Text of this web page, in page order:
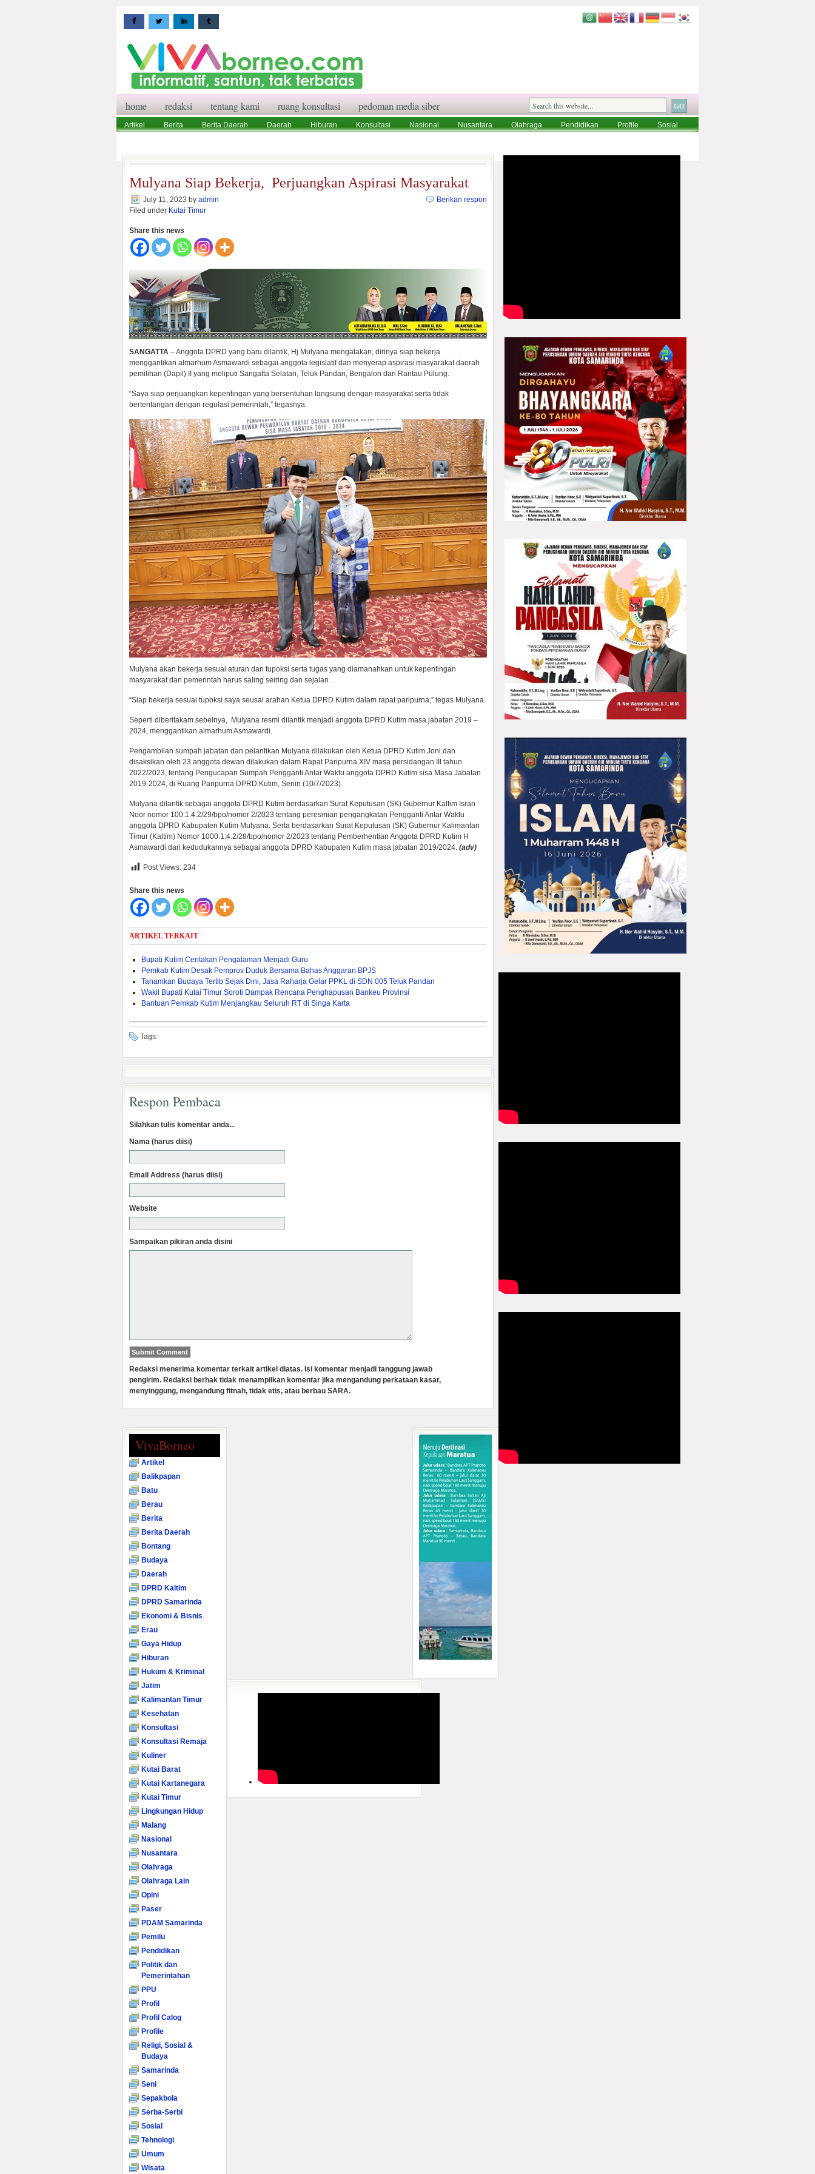
home redaksi tentang kami ruang konsultasi pedoman media siber
Artikel Berita Berita Daerah Daerah Hiburan Konsultasi Nasional Nusantara Olahraga Pendidikan Profile
Sosial
Mulyana Siap Bekerja, Perjuangkan Aspirasi Masyarakat
July 11, 2023 by admin
Filed under Kutai Timur
Berikan respon
Share this news
SANGATTA – Anggota DPRD yang baru dilantik, Hj Mulyana mengatakan, dirinya siap bekerja
menggantikan almarhum Asmawardi sebagai anggota legislatif dan menyerap aspirasi masyarakat daerah
pemilihan (Dapil) II yang meliputi Sangatta Selatan, Teluk Pandan, Bengalon dan Rantau Pulung.
“Saya siap perjuangkan kepentingan yang bersentuhan langsung dengan masyarakat serta tidak
bertentangan dengan regulasi pemerintah,” tegasnya.
Mulyana akan bekerja sesuai aturan dan tupoksi serta tugas yang diamanahkan untuk kepentingan
masyarakat dan pemerintah harus saling seiring dan sejalan.
“Siap bekerja sesuai tupoksi saya seusai arahan Ketua DPRD Kutim dalam rapat paripurna,” tegas Mulyana.
Seperti diberitakam sebelnya, Mulyana resmi dilantik menjadi anggota DPRD Kutim masa jabatan 2019 –
2024, menggantikan almarhum Asmawardi.
Pengambilan sumpah jabatan dan pelantikan Mulyana dilakukan oleh Ketua DPRD Kutim Joni dan
disaksikan oleh 23 anggota dewan dilakukan dalam Rapat Paripurna XIV masa persidangan III tahun
2022/2023, tentang Pengucapan Sumpah Pengganti Antar Waktu anggota DPRD Kutim sisa Masa Jabatan
2019-2024, di Ruang Paripurna DPRD Kutim, Senin (10/7/2023).
Mulyana dilantik sebagai anggota DPRD Kutim berdasarkan Surat Keputusan (SK) Gubernur Kaltim Isran
Noor nomor 100.1.4.2/29/bpo/nomor 2/2023 tentang peresmian pengangkatan Pengganti Antar Waktu
anggota DPRD Kabupaten Kutim Mulyana. Serta berdasarkan Surat Keputusan (SK) Gubernur Kalimantan
Timur (Kaltim) Nomor 1000.1.4.2/28/bpo/nomor 2/2023 tentang Pemberhentian Anggota DPRD Kutim H
Asmawardi dari kedudukannya sebagai anggota DPRD Kabupaten Kutim masa jabatan 2019/2024. (adv)
Post Views: 234
Share this news
ARTIKEL TERKAIT
Bupati Kutim Ceritakan Pengalaman Menjadi Guru
Pemkab Kutim Desak Pemprov Duduk Bersama Bahas Anggaran BPJS
Tanamkan Budaya Tertib Sejak Dini, Jasa Raharja Gelar PPKL di SDN 005 Teluk Pandan
Wakil Bupati Kutai Timur Soroti Dampak Rencana Penghapusan Bankeu Provinsi
Bantuan Pemkab Kutim Menjangkau Seluruh RT di Singa Karta
Tags:
Respon Pembaca
Silahkan tulis komentar anda...
Nama (harus diisi)
Email Address (harus diisi)
Website
Sampaikan pikiran anda disini
Redaksi menerima komentar terkait artikel diatas. Isi komentar menjadi tanggung jawab
pengirim. Redaksi berhak tidak menampilkan komentar jika mengandung perkataan kasar,
menyinggung, mengandung fitnah, tidak etis, atau berbau SARA.
VivaBorneo
Artikel
Balikpapan
Batu
Berau
Berita
Berita Daerah
Bontang
Budaya
Daerah
DPRD Kaltim
DPRD Samarinda
Ekonomi & Bisnis
Erau
Gaya Hidup
Hiburan
Hukum & Kriminal
Jatim
Kalimantan Timur
Kesehatan
Konsultasi
Konsultasi Remaja
Kuliner
Kutai Barat
Kutai Kartanegara
Kutai Timur
Lingkungan Hidup
Malang
Nasional
Nusantara
Olahraga
Olahraga Lain
Opini
Paser
PDAM Samarinda
Pemilu
Pendidikan
Politik dan
Pemerintahan
PPU
Profil
Profil Calog
Profile
Religi, Sosial &
Budaya
Samarinda
Seni
Sepakbola
Serba-Serbi
Sosial
Tehnologi
Umum
Wisata